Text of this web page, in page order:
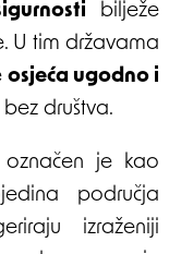
bilježe
U tim državama
osjeća ugodno i
bez društva.
je kao
područja
izraženiji